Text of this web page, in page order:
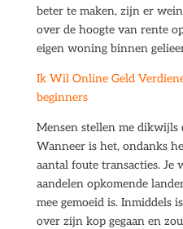
beter te maken, zijn er
over de hoogte van rente
eigen woning binnen
Ik Wil Online Geld
beginners
Mensen stellen me dikwijls
Wanneer is het, ondanks
aantal foute transacties. Je
aandelen opkomende
mee gemoeid is. Inmiddels
over zijn kop gegaan en